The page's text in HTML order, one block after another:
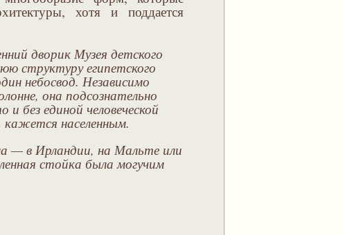
хотя и поддается
дворик Музея детского
структуру египетского
небосвод. Независимо
она подсознательно
без единой человеческой
кажется населенным.
— в Ирландии, на Мальте или
стойка была могучим